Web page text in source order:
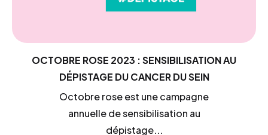
OCTOBRE ROSE 2023 : SENSIBILISATION AU
DÉPISTAGE DU CANCER DU SEIN
Octobre rose est une campagne
annuelle de sensibilisation au
dépistage...